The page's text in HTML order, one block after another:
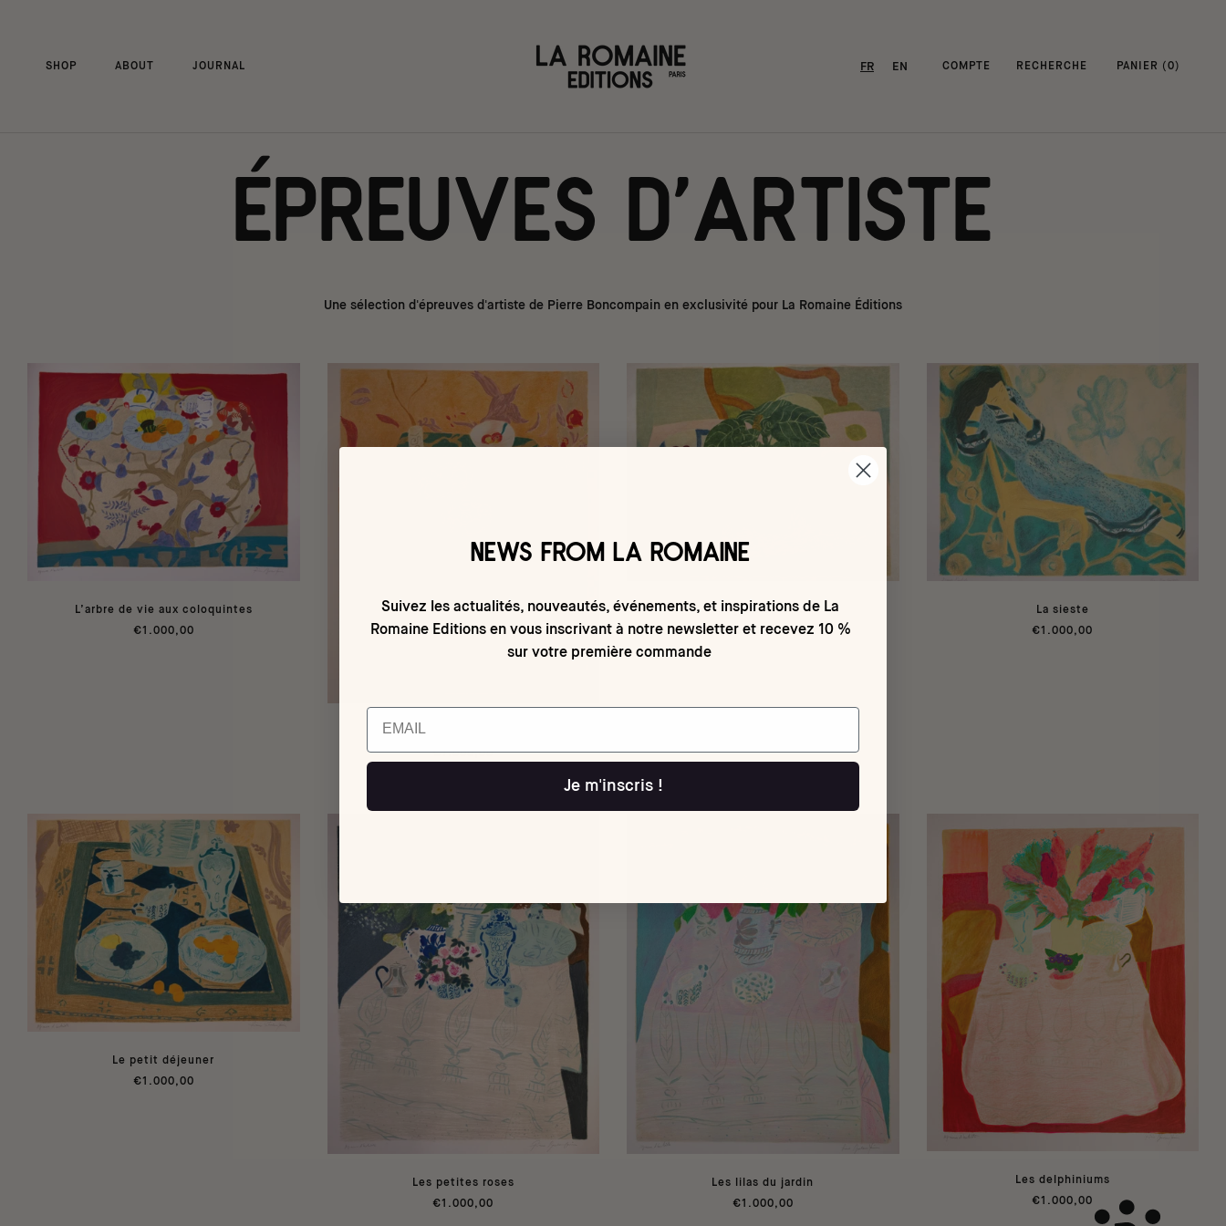
SHOP ABOUT JOURNAL FR EN COMPTE RECHERCHE PANIER ( 0)
Épreuves d'artiste
Une sélection d'épreuves d'artiste de Pierre Boncompain en exclusivité pour La Romaine Éditions
L’arbre de vie aux coloquintes
€1.000,00
La ronde des abricots
€1.000,00
La plante verte
€1.000,00
La sieste
€1.000,00
Le petit déjeuner
€1.000,00
Les petites roses
€1.000,00
Les lilas du jardin
€1.000,00
Les delphiniums
€1.000,00
NEWS FROM LA ROMAINE
Suivez les actualités, nouveautés, événements, et inspirations de La
Romaine Editions en vous inscrivant à notre newsletter et recevez 10 %
sur votre première commande
Email
Je m'inscris !